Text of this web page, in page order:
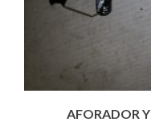
AFORADOR